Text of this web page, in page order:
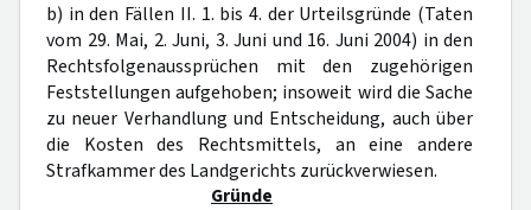
b) in den Fällen II. 1. bis 4. der Urteilsgründe (Taten
vom 29. Mai, 2. Juni, 3. Juni und 16. Juni 2004) in den
Rechtsfolgenaussprüchen mit den zugehörigen
Feststellungen aufgehoben; insoweit wird die Sache
zu neuer Verhandlung und Entscheidung, auch über
die Kosten des Rechtsmittels, an eine andere
Strafkammer des Landgerichts zurückverwiesen.
Gründe